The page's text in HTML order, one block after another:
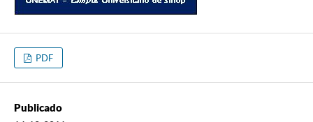
PDF
Publicado